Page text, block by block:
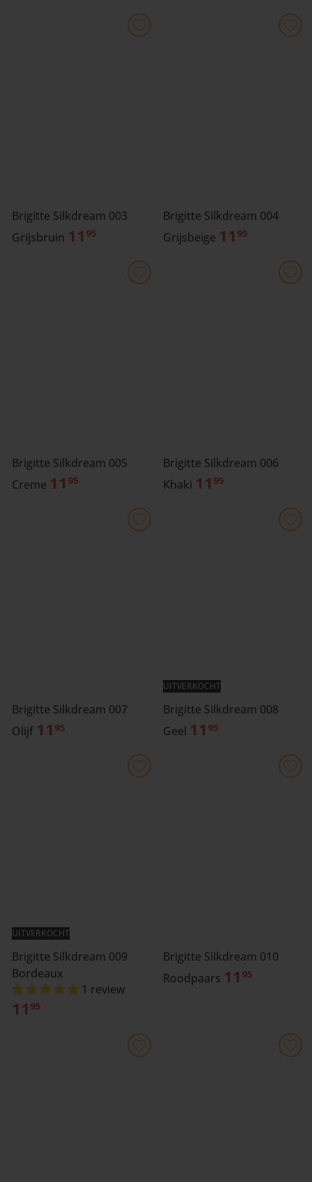
Brigitte Silkdream 003
Grijsbruin 11 95
Brigitte Silkdream 004
Grijsbeige 11 95
Brigitte Silkdream 005
Creme 11 95
Brigitte Silkdream 006
Khaki 11 95
Brigitte Silkdream 007
Olijf 11 95
UITVERKOCHT
Brigitte Silkdream 008
Geel 11 95
UITVERKOCHT
Brigitte Silkdream 009
Bordeaux
1 review
11 95
Brigitte Silkdream 010
Roodpaars 11 95